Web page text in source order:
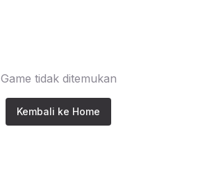
Game tidak ditemukan
Kembali ke Home